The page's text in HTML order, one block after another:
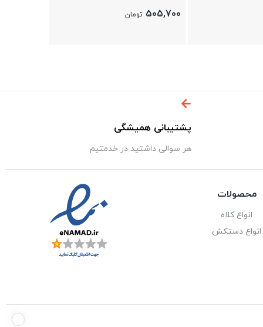
505,700 تومان
پشتیبانی همیشگی
هر سوالی داشتید در خدمتیم
محصولات
انواع کلاه
انواع دستکش